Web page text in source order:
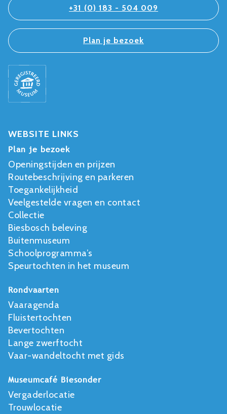
+31 (0) 183 - 504 009
Plan je bezoek
WEBSITE LINKS
Plan je bezoek
Openingstijden en prijzen
Routebeschrijving en parkeren
Toegankelijkheid
Veelgestelde vragen en contact
Collectie
Biesbosch beleving
Buitenmuseum
Schoolprogramma’s
Speurtochten in het museum
Rondvaarten
Vaaragenda
Fluistertochten
Bevertochten
Lange zwerftocht
Vaar-wandeltocht met gids
Museumcafé Biesonder
Vergaderlocatie
Trouwlocatie